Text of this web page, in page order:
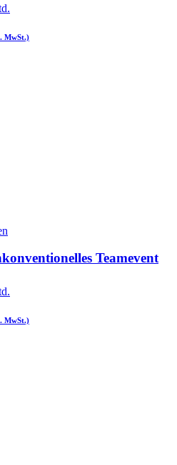
MwSt.)
Teamevent
MwSt.)